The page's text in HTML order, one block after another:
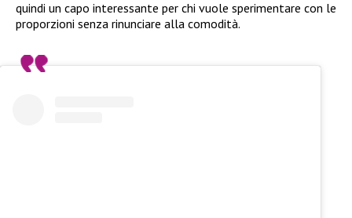
quindi un capo interessante per chi vuole sperimentare con le
proporzioni senza rinunciare alla comodità.